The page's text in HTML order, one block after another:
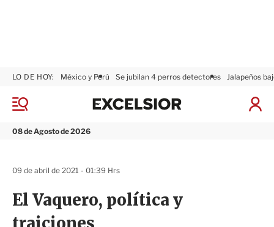
M
n
08 de Agosto de 2026
LO DE HOY: México y Perú Se jubilan 4 perros detectores Jalapeños
I
x
El Vaquero, política y
09 de abril de 2021 - 01:39 Hrs